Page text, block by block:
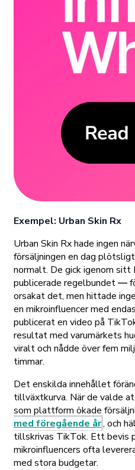
Exempel: Urban Skin Rx
Urban Skin Rx hade ingen
försäljningen en dag
normalt. De gick igenom sitt
publicerade regelbundet—
orsakat det, men hittade
en mikroinfluencer med
publicerat en video på
resultat med varumärkets
viralt och nådde över fem
timmar.
Det enskilda innehållet
tillväxtkurva. När de valde
som plattform ökade
med föregående år, och
tillskrivas TikTok. Ett bevis
mikroinfluencers ofta
med stora budgetar.